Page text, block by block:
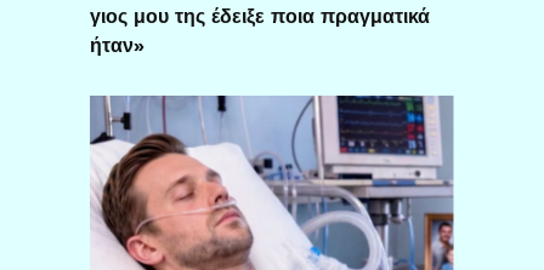
γιος μου της έδειξε ποια πραγματικά
ήταν»